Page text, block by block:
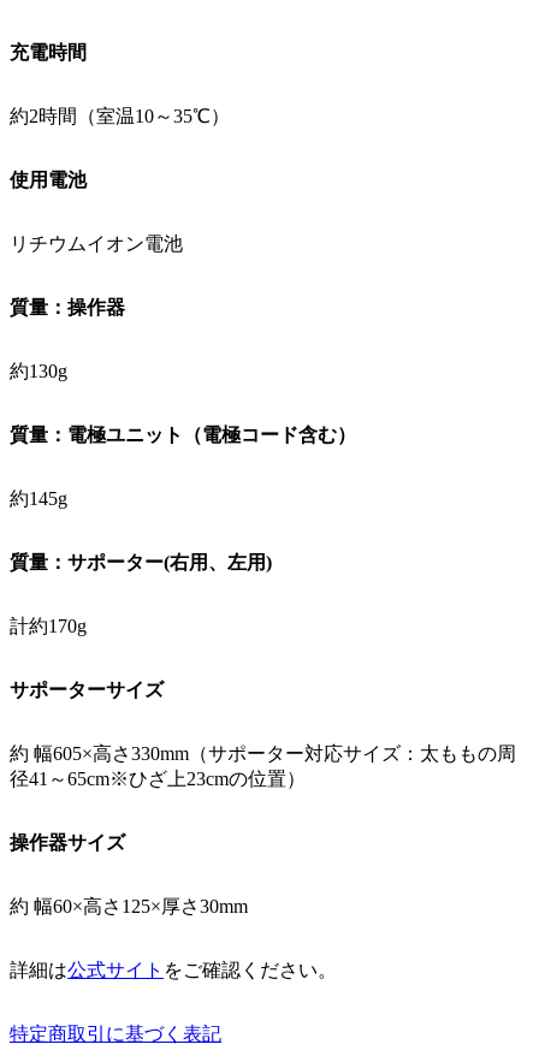
充電時間
約2時間（室温10～35℃）
使用電池
リチウムイオン電池
質量：操作器
約130g
質量：電極ユニット（電極コード含む）
約145g
質量：サポーター(右用、左用)
計約170g
サポーターサイズ
約 幅605×高さ330mm（サポーター対応サイズ：太ももの周
径41～65cm※ひざ上23cmの位置）
操作器サイズ
約 幅60×高さ125×厚さ30mm
詳細は公式サイト をご確認ください。
特定商取引に基づく表記